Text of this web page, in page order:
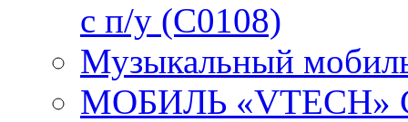
с п/у (C0108)
Музыкальный
МОБИЛЬ